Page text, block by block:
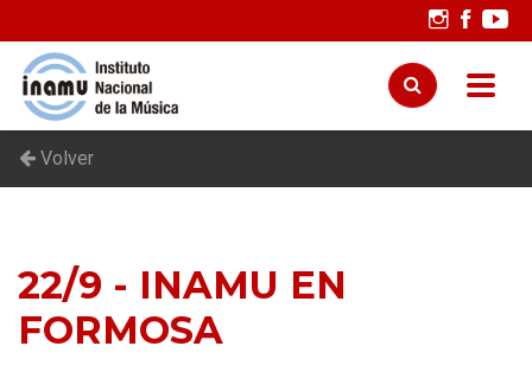
Volver
22/9 - INAMU EN
FORMOSA